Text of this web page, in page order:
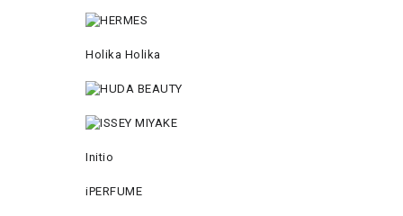
Holika Holika
Initio
iPERFUME